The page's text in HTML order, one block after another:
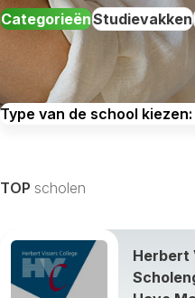
CategorieënStudievakken
Alle studievakken weergeven
TOP scholen
Herbert